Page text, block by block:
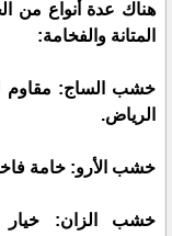
هناك عدة أنواع من
المتانة والفخامة:
خشب الساج: مقاوم
الرياض.
خشب الأرو: خامة
خشب الزان: خيار